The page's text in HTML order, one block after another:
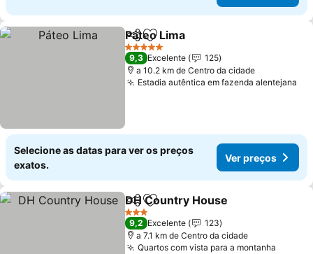
PartilharAdicionar aos favoritos
Páteo Lima
5 Estrelas
9,3 Excelente
125
a 10.2 km de Centro da cidade
Estadia autêntica em fazenda alentejana
Selecione as datas para ver os preços
exatos.
Ver preços
PartilharAdicionar aos favoritos
DH Country House
3 Estrelas
9,2 Excelente
123
a 7.1 km de Centro da cidade
Quartos com vista para a montanha